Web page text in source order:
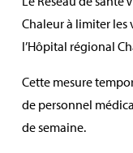
Chaleur à limiter les
l’Hôpital régional
Cette mesure
de personnel
de semaine.